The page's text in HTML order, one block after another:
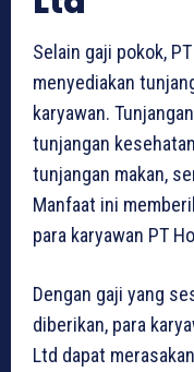
Selain gaji pokok,
menyediakan
karyawan.
tunjangan
tunjangan makan,
Manfaat ini
para karyawan PT
Dengan gaji yang
diberikan, para
Ltd dapat